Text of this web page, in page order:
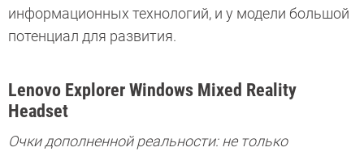
информационных технологий, и у модели большой
потенциал для развития.
Lenovo Explorer Windows Mixed Reality
Headset
Очки дополненной реальности: не только